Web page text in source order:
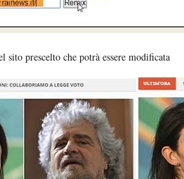
sito prescelto che potrà essere modificata